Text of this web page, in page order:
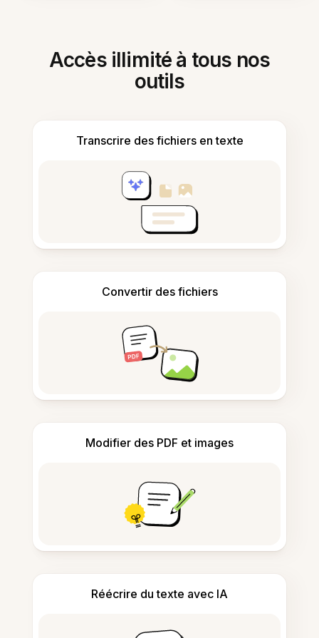
Accès illimité à tous nos
outils
Transcrire des fichiers en texte
Convertir des fichiers
Modifier des PDF et images
Réécrire du texte avec IA